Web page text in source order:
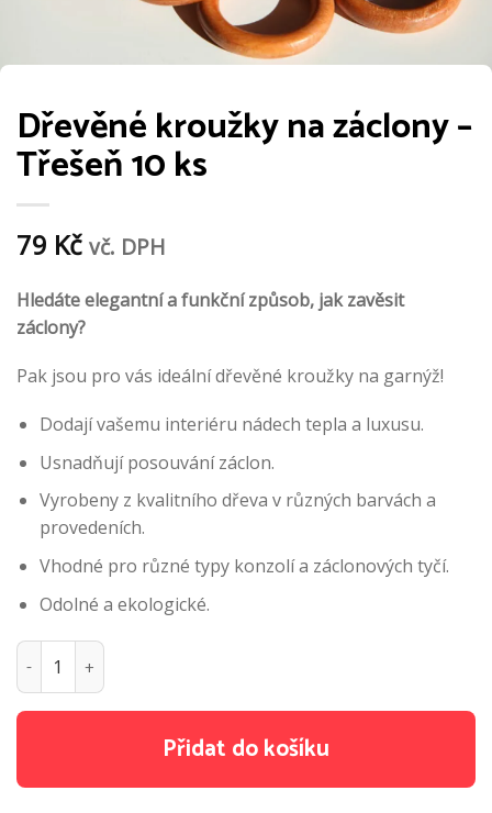
Dřevěné kroužky na záclony –
Třešeň 10 ks
79 Kč vč. DPH
Hledáte elegantní a funkční způsob, jak zavěsit
záclony?
Pak jsou pro vás ideální dřevěné kroužky na garnýž!
Dodají vašemu interiéru nádech tepla a luxusu.
Usnadňují posouvání záclon.
Vyrobeny z kvalitního dřeva v různých barvách a
provedeních.
Vhodné pro různé typy konzolí a záclonových tyčí.
Odolné a ekologické.
Dřevěné kroužky na záclony - Třešeň 10 ks množství
Přidat do košíku